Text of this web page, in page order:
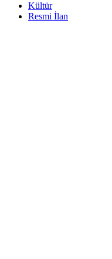
Kültür
Resmi İlan